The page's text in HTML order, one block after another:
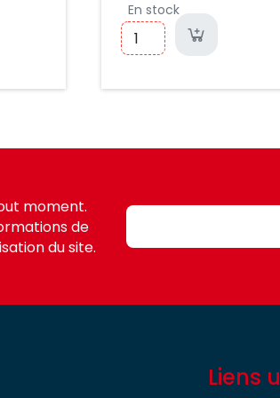
En stock
moment.
de
du site.
Liens